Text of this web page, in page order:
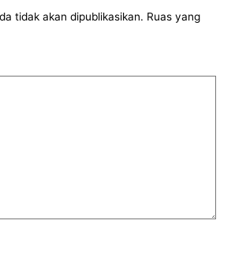
tidak akan dipublikasikan. Ruas yang